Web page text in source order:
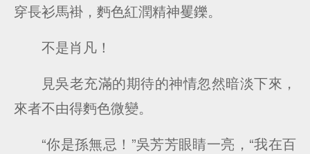
穿長衫馬褂，麪色紅潤精神矍鑠。
不是肖凡！
見吳老充滿的期待的神情忽然暗淡下來，
來者不由得麪色微變。
“你是孫無忌！”吳芳芳眼睛一亮，“我在百